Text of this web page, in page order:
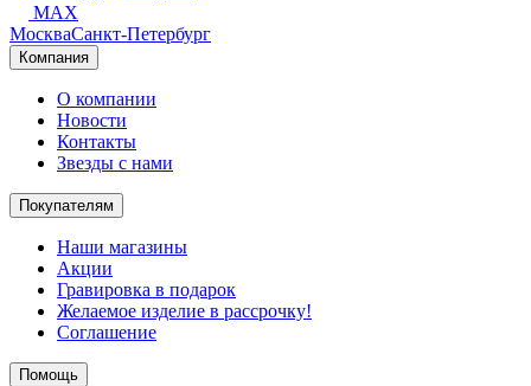
MAX
МоскваСанкт-Петербург
Компания
О компании
Новости
Контакты
Звезды с нами
Покупателям
Наши магазины
Акции
Гравировка в подарок
Желаемое изделие в рассрочку!
Соглашение
Помощь